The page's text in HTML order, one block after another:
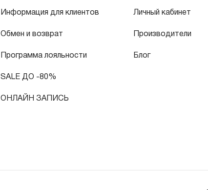
Информация для клиентов
Обмен и возврат
Программа лояльности
SALE ДО -80%
ОНЛАЙН ЗАПИСЬ
Личный кабинет
Производители
Блог